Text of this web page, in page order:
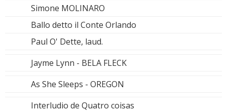
Simone MOLINARO
Ballo detto il Conte Orlando
Paul O' Dette, laud.
Jayme Lynn - BELA FLECK
As She Sleeps - OREGON
Interludio de Quatro coisas